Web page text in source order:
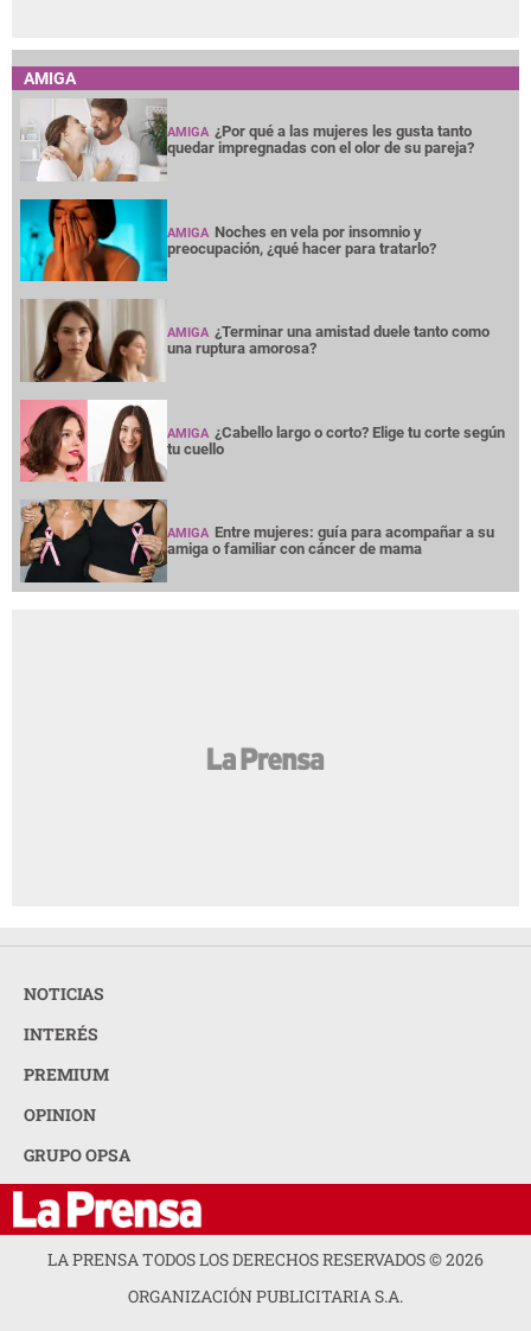
AMIGA
AMIGA ¿Por qué a las mujeres les gusta tanto
quedar impregnadas con el olor de su pareja?
AMIGA Noches en vela por insomnio y
preocupación, ¿qué hacer para tratarlo?
AMIGA ¿Terminar una amistad duele tanto como
una ruptura amorosa?
AMIGA ¿Cabello largo o corto? Elige tu corte según
tu cuello
AMIGA Entre mujeres: guía para acompañar a su
amiga o familiar con cáncer de mama
NOTICIAS
INTERÉS
PREMIUM
OPINION
GRUPO OPSA
LA PRENSA TODOS LOS DERECHOS RESERVADOS ©2026
ORGANIZACIÓN PUBLICITARIA S.A.